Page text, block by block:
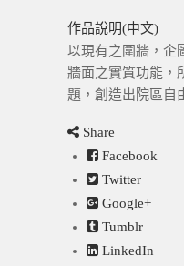
作品說明(中文)
以現有之圍牆，企
牆面之實質功能，
題，創造出院區自
Share
Facebook
Twitter
Google+
Tumblr
LinkedIn